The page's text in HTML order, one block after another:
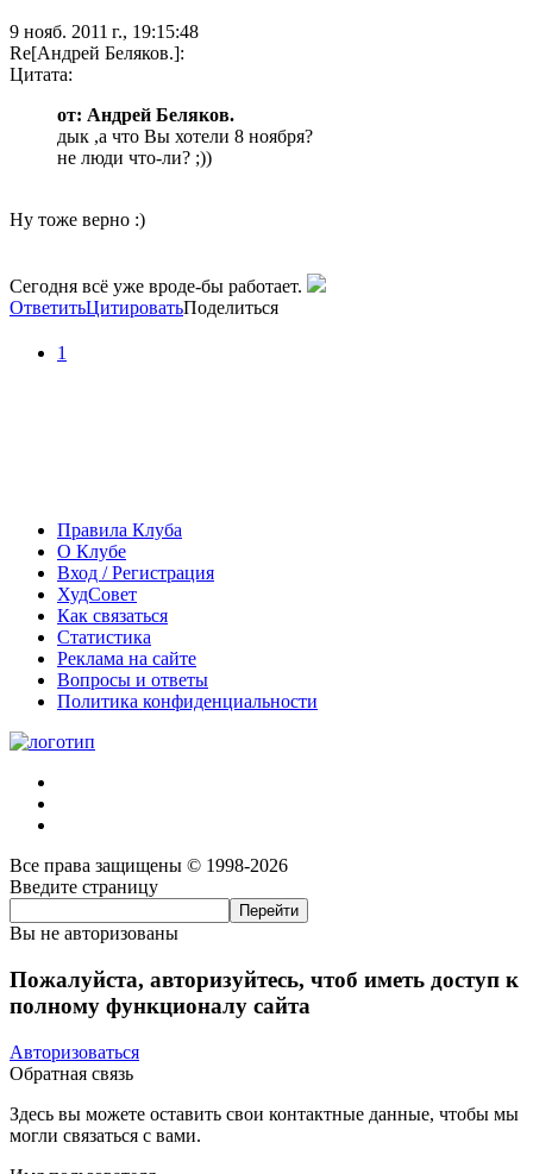
9 нояб. 2011 г., 19:15:48
Re[Андрей Беляков.]:
Цитата:
от: Андрей Беляков.
дык ,а что Вы хотели 8 ноября?
не люди что-ли? ;))
Ну тоже верно :)
Сегодня всё уже вроде-бы работает.
ОтветитьЦитироватьПоделиться
1
Правила Клуба
О Клубе
Вход / Регистрация
ХудСовет
Как связаться
Статистика
Реклама на сайте
Вопросы и ответы
Политика конфиденциальности
Все права защищены © 1998-2026
Введите страницу
Вы не авторизованы
Пожалуйста, авторизуйтесь, чтоб иметь доступ к
полному функционалу сайта
Авторизоваться
Обратная связь
Здесь вы можете оставить свои контактные данные, чтобы мы
могли связаться с вами.